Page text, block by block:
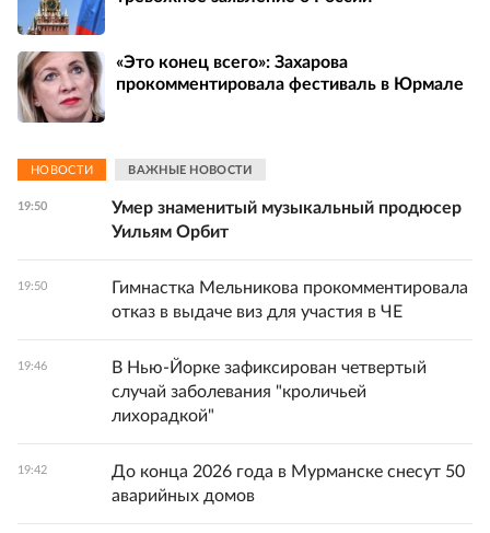
«Это конец всего»: Захарова
прокомментировала фестиваль в Юрмале
НОВОСТИ ВАЖНЫЕ НОВОСТИ
19:50
Умер знаменитый музыкальный продюсер
Уильям Орбит
19:50
Гимнастка Мельникова прокомментировала
отказ в выдаче виз для участия в ЧЕ
19:46
В Нью-Йорке зафиксирован четвертый
случай заболевания "кроличьей
лихорадкой"
19:42
До конца 2026 года в Мурманске снесут 50
аварийных домов